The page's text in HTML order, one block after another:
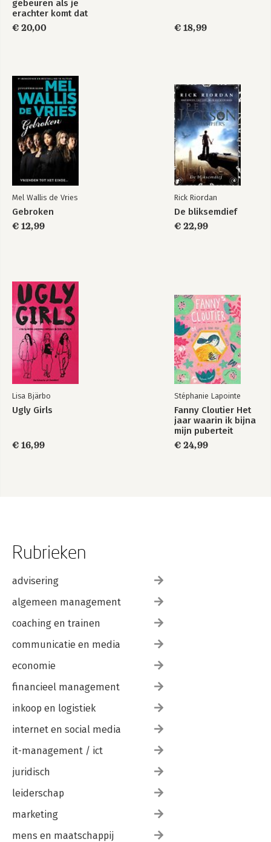
gebeuren als je
erachter komt dat
het leven best
ingewikkeld is
€ 20,00 € 18,99
Mel Wallis de Vries
Gebroken
€ 12,99
Rick Riordan
De bliksemdief
€ 22,99
Lisa Bjärbo
Ugly Girls
€ 16,99
Stéphanie Lapointe
Fanny Cloutier Het
jaar waarin ik bijna
mijn puberteit
verpestte
€ 24,99
Rubrieken
advisering
algemeen management
coaching en trainen
communicatie en media
economie
financieel management
inkoop en logistiek
internet en social media
it-management / ict
juridisch
leiderschap
marketing
mens en maatschappij